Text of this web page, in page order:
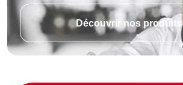
Découvrir nos produits